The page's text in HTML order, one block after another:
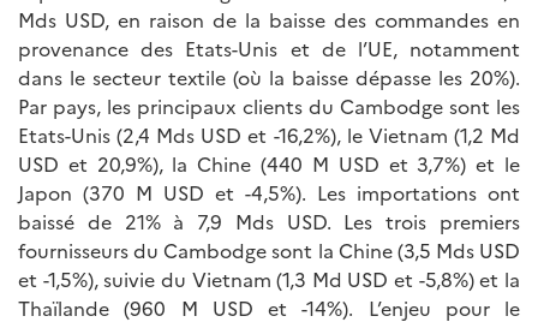
Mds USD, en raison de la baisse des commandes en
provenance des Etats-Unis et de l’UE, notamment
dans le secteur textile (où la baisse dépasse les 20%).
Par pays, les principaux clients du Cambodge sont les
Etats-Unis (2,4 Mds USD et -16,2%), le Vietnam (1,2 Md
USD et 20,9%), la Chine (440 M USD et 3,7%) et le
Japon (370 M USD et -4,5%). Les importations ont
baissé de 21% à 7,9 Mds USD. Les trois premiers
fournisseurs du Cambodge sont la Chine (3,5 Mds USD
et -1,5%), suivie du Vietnam (1,3 Md USD et -5,8%) et la
Thaïlande (960 M USD et -14%). L’enjeu pour le